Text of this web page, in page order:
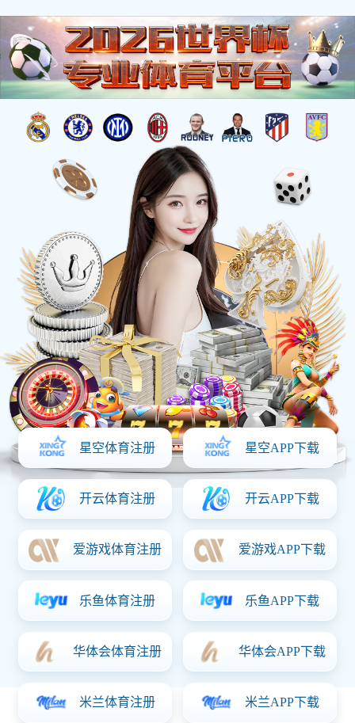
搜索
时搏体育 钻石牌
落地扇系列 吊扇系列 循环扇系列
直杆扇 直杆扇